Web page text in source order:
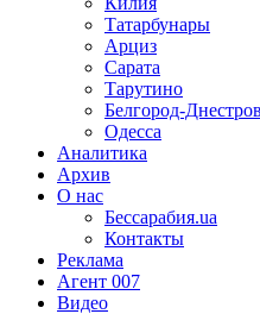
Татарбунары
Арциз
Сарата
Тарутино
Белгород-
Одесса
Аналитика
Архив
О нас
Бессарабия.ua
Контакты
Реклама
Агент 007
Видео